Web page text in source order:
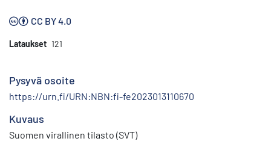
CC BY 4.0
Lataukset 121
Pysyvä osoite
https://urn.fi/URN:NBN:fi-fe2023013110670
Kuvaus
Suomen virallinen tilasto (SVT)